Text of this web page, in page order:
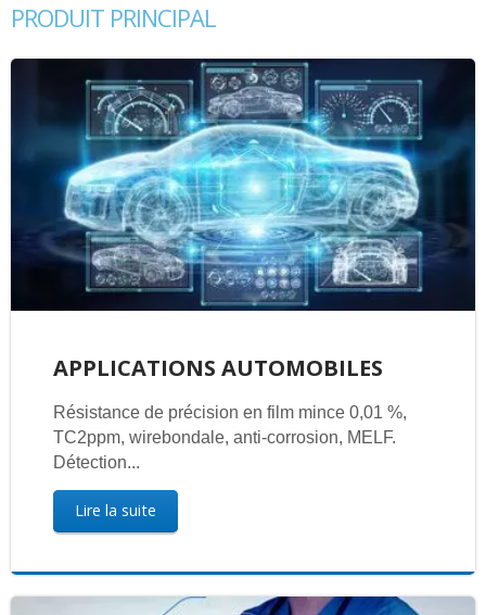
PRODUIT PRINCIPAL
APPLICATIONS AUTOMOBILES
Résistance de précision en film mince 0,01 %,
TC2ppm, wirebondale, anti-corrosion, MELF.
Détection...
Lire la suite